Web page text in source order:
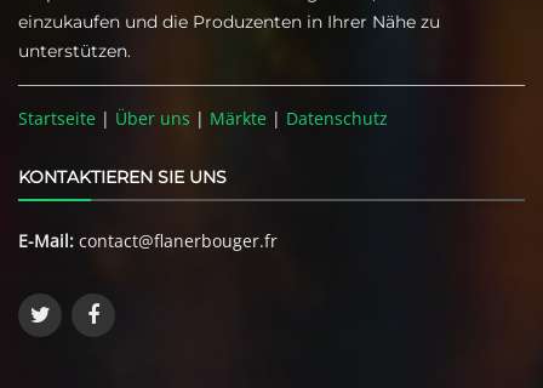
einzukaufen und die Produzenten in Ihrer Nähe zu
unterstützen.
Startseite | Über uns | Märkte | Datenschutz
KONTAKTIEREN SIE UNS
E-Mail: contact@flanerbouger.fr